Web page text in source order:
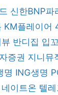
신한BNP파
KM플레이어
반디집 입
증권 지니뮤
명 ING생명
네이트온 텔